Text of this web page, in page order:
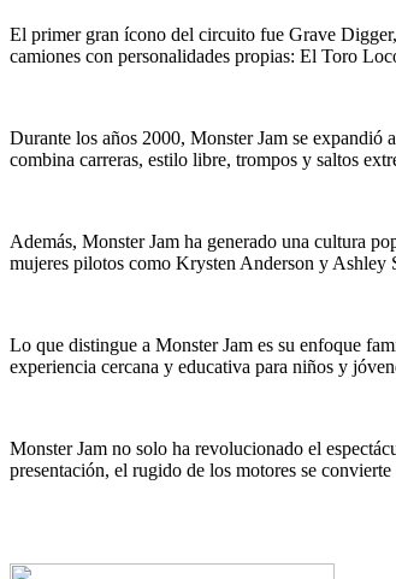
El primer gran ícono del circuito fue Grave
camiones con personalidades propias: El Toro
Durante los años 2000, Monster Jam se
combina carreras, estilo libre, trompos y saltos
Además, Monster Jam ha generado una cultura
mujeres pilotos como Krysten Anderson y Ashley
Lo que distingue a Monster Jam es su enfoque
experiencia cercana y educativa para niños y
Monster Jam no solo ha revolucionado el
presentación, el rugido de los motores se